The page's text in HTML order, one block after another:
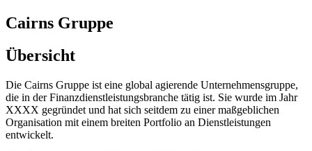
Cairns Gruppe
Übersicht
Die Cairns Gruppe ist eine global agierende Unternehmensgruppe,
die in der Finanzdienstleistungsbranche tätig ist. Sie wurde im Jahr
XXXX gegründet und hat sich seitdem zu einer maßgeblichen
Organisation mit einem breiten Portfolio an Dienstleistungen
entwickelt.